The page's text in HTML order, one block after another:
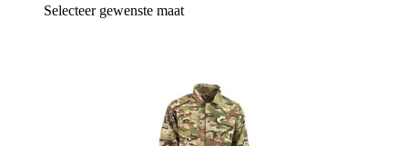
Selecteer gewenste maat